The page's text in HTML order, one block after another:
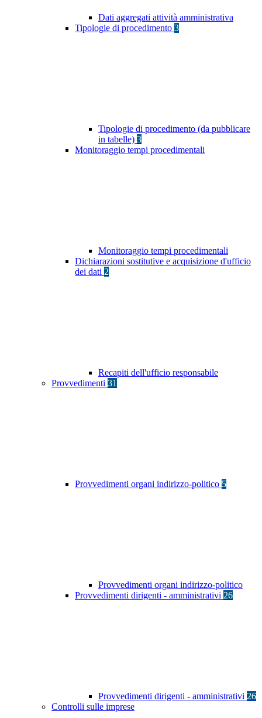
Dati aggregati attività amministrativa
Tipologie di procedimento 3
Tipologie di procedimento (da pubblicare
in tabelle) 3
Monitoraggio tempi procedimentali
Monitoraggio tempi procedimentali
Dichiarazioni sostitutive e acquisizione d'ufficio
dei dati 2
Recapiti dell'ufficio responsabile
Provvedimenti 31
Provvedimenti organi indirizzo-politico 5
Provvedimenti organi indirizzo-politico
Provvedimenti dirigenti - amministrativi 26
Provvedimenti dirigenti - amministrativi 26
Controlli sulle imprese